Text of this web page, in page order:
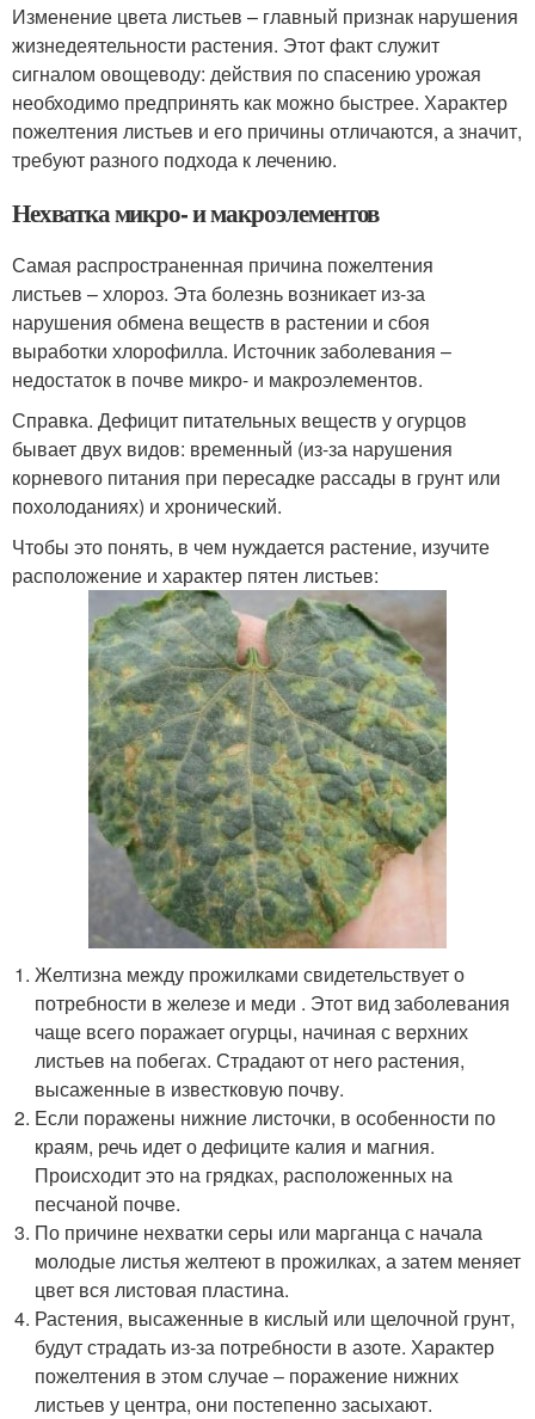
Изменение цвета листьев – главный признак нарушения
жизнедеятельности растения. Этот факт служит
сигналом овощеводу: действия по спасению урожая
необходимо предпринять как можно быстрее. Характер
пожелтения листьев и его причины отличаются, а значит,
требуют разного подхода к лечению.
Нехватка микро- и макроэлементов
Самая распространенная причина пожелтения
листьев – хлороз. Эта болезнь возникает из-за
нарушения обмена веществ в растении и сбоя
выработки хлорофилла. Источник заболевания –
недостаток в почве микро- и макроэлементов.
Справка. Дефицит питательных веществ у огурцов
бывает двух видов: временный (из-за нарушения
корневого питания при пересадке рассады в грунт или
похолоданиях) и хронический.
Чтобы это понять, в чем нуждается растение, изучите
расположение и характер пятен листьев:
Желтизна между прожилками свидетельствует о
потребности в железе и меди . Этот вид заболевания
чаще всего поражает огурцы, начиная с верхних
листьев на побегах. Страдают от него растения,
высаженные в известковую почву.
Если поражены нижние листочки, в особенности по
краям, речь идет о дефиците калия и магния.
Происходит это на грядках, расположенных на
песчаной почве.
По причине нехватки серы или марганца с начала
молодые листья желтеют в прожилках, а затем меняет
цвет вся листовая пластина.
Растения, высаженные в кислый или щелочной грунт,
будут страдать из-за потребности в азоте. Характер
пожелтения в этом случае – поражение нижних
листьев у центра, они постепенно засыхают.